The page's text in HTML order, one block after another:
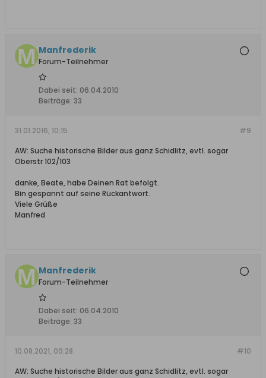
Manfrederik
Forum-Teilnehmer
Dabei seit: 06.04.2010
Beiträge: 33
#9
31.01.2016, 10:15
AW: Suche historische Bilder aus ganz Schidlitz, evtl. sogar
Oberstr 102/103
danke, Beate, habe Deinen Rat befolgt.
Bin gespannt auf seine Rückantwort.
Viele Grüße
Manfred
Manfrederik
Forum-Teilnehmer
Dabei seit: 06.04.2010
Beiträge: 33
#10
10.08.2021, 09:28
AW: Suche historische Bilder aus ganz Schidlitz, evtl. sogar